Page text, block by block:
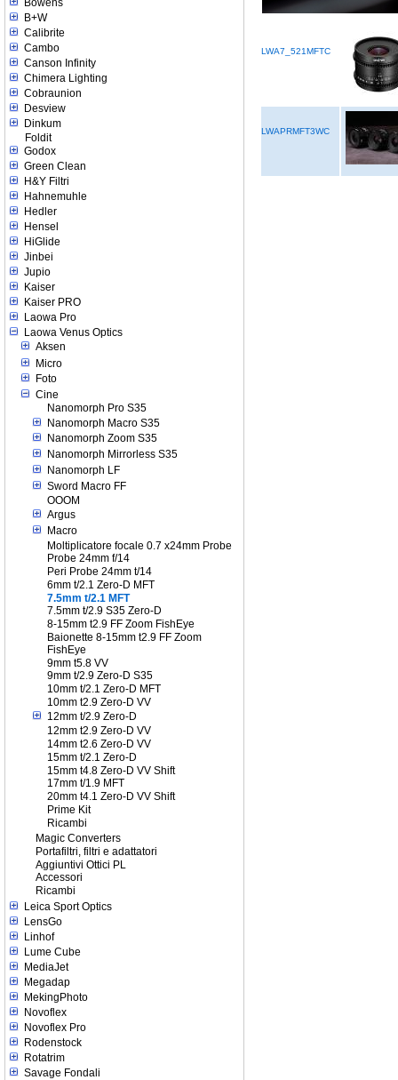
Bowens
B+W
Calibrite
Cambo
Canson Infinity
Chimera Lighting
Cobraunion
Desview
Dinkum
Foldit
Godox
Green Clean
H&Y Filtri
Hahnemuhle
Hedler
Hensel
HiGlide
Jinbei
Jupio
Kaiser
Kaiser PRO
Laowa Pro
Laowa Venus Optics
Aksen
Micro
Foto
Cine
Nanomorph Pro S35
Nanomorph Macro S35
Nanomorph Zoom S35
Nanomorph Mirrorless S35
Nanomorph LF
Sword Macro FF
OOOM
Argus
Macro
Moltiplicatore focale 0.7 x24mm Probe
Probe 24mm f/14
Peri Probe 24mm t/14
6mm t/2.1 Zero-D MFT
7.5mm t/2.1 MFT
7.5mm t/2.9 S35 Zero-D
8-15mm t2.9 FF Zoom FishEye
Baionette 8-15mm t2.9 FF Zoom
FishEye
9mm t5.8 VV
9mm t/2.9 Zero-D S35
10mm t/2.1 Zero-D MFT
10mm t2.9 Zero-D VV
12mm t/2.9 Zero-D
12mm t2.9 Zero-D VV
14mm t2.6 Zero-D VV
15mm t/2.1 Zero-D
15mm t4.8 Zero-D VV Shift
17mm t/1.9 MFT
20mm t4.1 Zero-D VV Shift
Prime Kit
Ricambi
Magic Converters
Portafiltri, filtri e adattatori
Aggiuntivi Ottici PL
Accessori
Ricambi
Leica Sport Optics
LensGo
Linhof
Lume Cube
MediaJet
Megadap
MekingPhoto
Novoflex
Novoflex Pro
Rodenstock
Rotatrim
Savage Fondali
LWA7_521MFTC
LWAPRMFT3WC